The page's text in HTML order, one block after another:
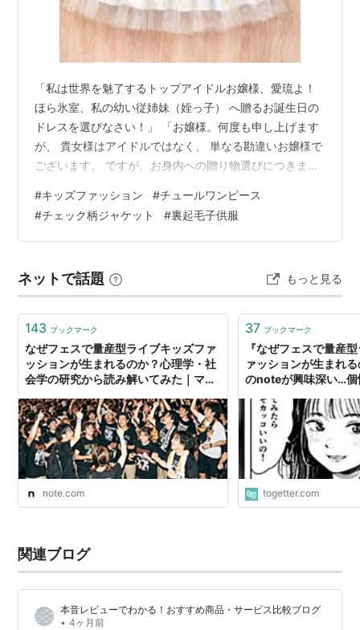
「私は世界を魅了するトップアイドルお嬢様、愛琉よ！
ほら氷室、私の幼い従姉妹（姪っ子） へ贈るお誕生日の
ドレスを選びなさい！」 「お嬢様。何度も申し上げます
が、 貴女様はアイドルではなく、 単なる勘違いお嬢様で
ございます。 ですが、お身内への贈り物選びにつきまし
氷室は、 タブレット上に一着のセットアップを提示し
た。 「こちら、 『ポシェット付き 裏起毛チュールワン
ピース＆チェック柄ジャケット』 でございます」 「なに
わで超絶可愛じゃない！」 「ええ、お嬢様の派手すぎる
お好みとは異なり、 …
#キッズファッション #チュールワンピース
#チェック柄ジャケット #裏起毛子供服
ネットで話題 もっと見る
143 ブックマーク
なぜフェスで量産型ライブキッズファ
ッションが生まれるのか？心理学・社
会学の研究から読み解いてみた｜マサ
note.com
37 ブックマーク
『なぜフェスで量産
ァッションが生まれ
のnoteが興味深い…個
しまうのはなぜなのか
togetter.com
関連ブログ
本音レビューでわかる！おすすめ商品・サービス比較ブログ
• 4ヶ月前